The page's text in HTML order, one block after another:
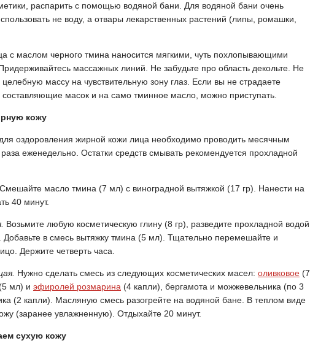
распарить с помощью водяной бани. Для водяной бани очень
не воду, а отвары лекарственных растений (липы, ромашки,
с маслом черного тмина наносится мягкими, чуть похлопывающими
массажных линий. Не забудьте про область декольте. Не
массу на чувствительную зону глаз. Если вы не страдаете
составляющие масок и на само тминное масло, можно приступать.
кожу
оздоровления жирной кожи лица необходимо проводить месячным
еженедельно. Остатки средств смывать рекомендуется прохладной
Смешайте масло тмина (7 мл) с виноградной вытяжкой (17 гр). Нанести на
40 минут.
Возьмите любую косметическую глину (8 гр), разведите прохладной водой
Добавьте в смесь вытяжку тмина (5 мл). Тщательно перемешайте и
Держите четверть часа.
Нужно сделать смесь из следующих косметических масел: оливковое (7
мл) и эфиролей розмарина (4 капли), бергамота и можжевельника (по 3
(2 капли). Масляную смесь разогрейте на водяной бане. В теплом виде
(заранее увлажненную). Отдыхайте 20 минут.
сухую кожу